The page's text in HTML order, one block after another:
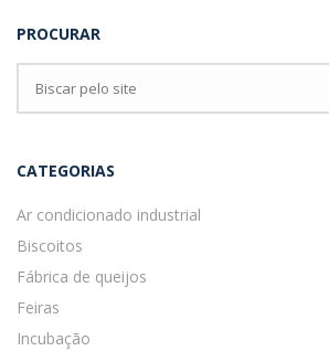
PROCURAR
CATEGORIAS
Ar condicionado industrial
Biscoitos
Fábrica de queijos
Feiras
Incubação